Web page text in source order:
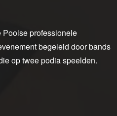
Poolse professionele
begeleid door bands
op twee podia speelden.